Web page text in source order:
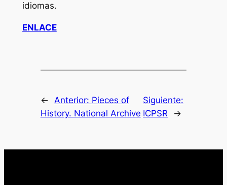
idiomas.
ENLACE
← Anterior: Pieces of
History. National Archive
Siguiente:
ICPSR
→